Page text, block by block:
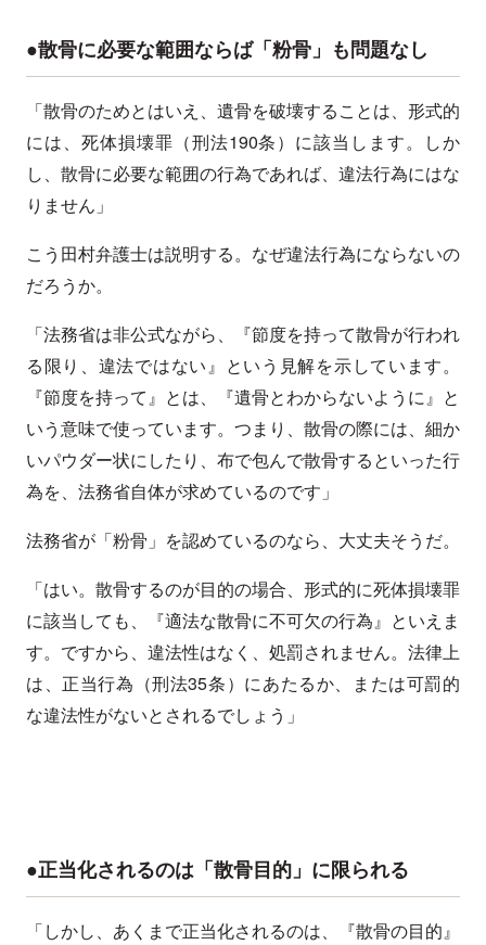
●散骨に必要な範囲ならば「粉骨」も問題なし
「散骨のためとはいえ、遺骨を破壊することは、形式的
には、死体損壊罪（刑法190条）に該当します。しか
し、散骨に必要な範囲の行為であれば、違法行為にはな
りません」
こう田村弁護士は説明する。なぜ違法行為にならないの
だろうか。
「法務省は非公式ながら、『節度を持って散骨が行われ
る限り、違法ではない』という見解を示しています。
『節度を持って』とは、『遺骨とわからないように』と
いう意味で使っています。つまり、散骨の際には、細か
いパウダー状にしたり、布で包んで散骨するといった行
為を、法務省自体が求めているのです」
法務省が「粉骨」を認めているのなら、大丈夫そうだ。
「はい。散骨するのが目的の場合、形式的に死体損壊罪
に該当しても、『適法な散骨に不可欠の行為』といえま
す。ですから、違法性はなく、処罰されません。法律上
は、正当行為（刑法35条）にあたるか、または可罰的
な違法性がないとされるでしょう」
●正当化されるのは「散骨目的」に限られる
「しかし、あくまで正当化されるのは、『散骨の目的』